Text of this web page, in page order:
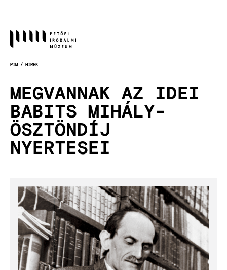
PIM HÍREK
MEGVANNAK AZ IDEI
BABITS MIHÁLY-
ÖSZTÖNDÍJ
NYERTESEI
Kép